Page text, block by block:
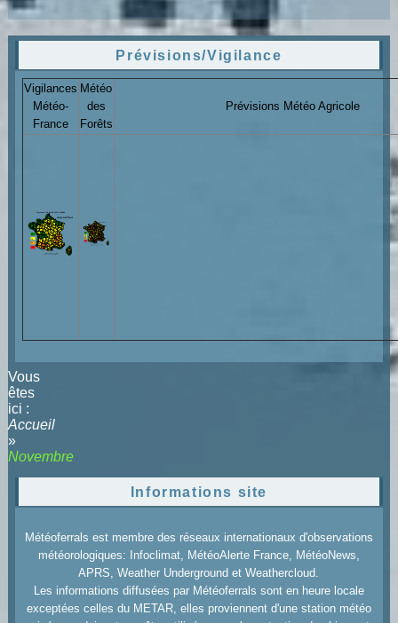
Prévisions/Vigilance
Vigilances
Météo-
France
Météo
des
Forêts
Prévisions Météo Agricole
Vous
êtes
ici :
Accueil
»
Novembre
Informations site
Météoferrals est membre des réseaux internationaux d'observations
météorologiques: Infoclimat, MétéoAlerte France, MétéoNews,
APRS, Weather Underground et Weathercloud.
Les informations diffusées par Météoferrals sont en heure locale
exceptées celles du METAR, elles proviennent d'une station météo